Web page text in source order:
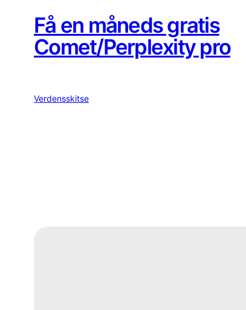
Få en måneds gratis
Comet/Perplexity pro
Verdensskitse